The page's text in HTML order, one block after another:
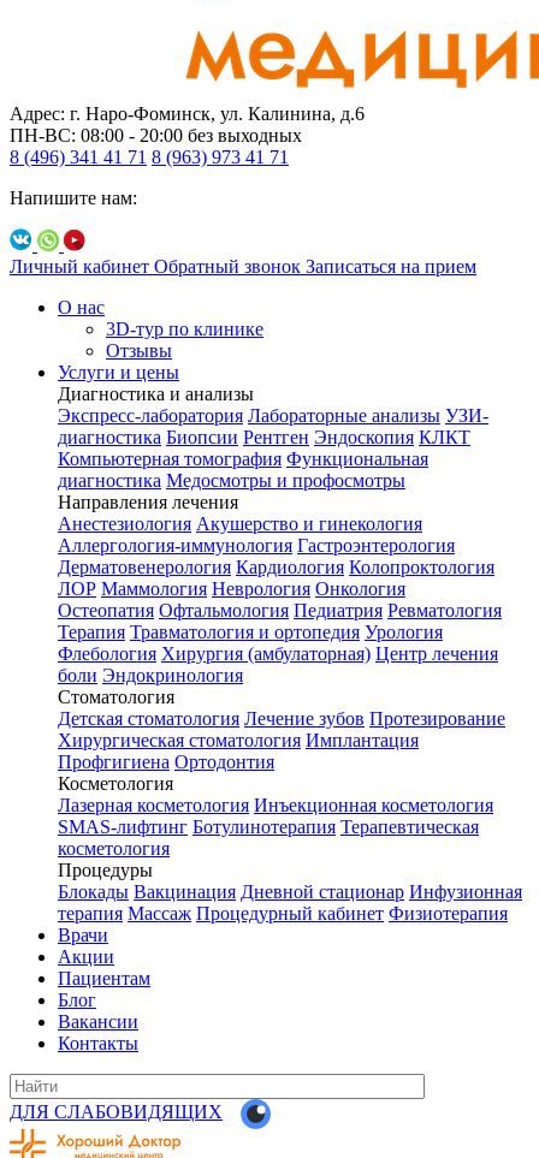
Адрес: г. Наро-Фоминск, ул. Калинина, д.6
ПН-ВС: 08:00 - 20:00 без выходных
8 (496) 341 41 71 8 (963) 973 41 71
Напишите нам:
Личный кабинет Обратный звонок Записаться на прием
О нас
3D-тур по клинике
Отзывы
Услуги и цены
Диагностика и анализы
Экспресс-лаборатория Лабораторные анализы УЗИ-
диагностика Биопсии Рентген Эндоскопия КЛКТ
Компьютерная томография Функциональная
диагностика Медосмотры и профосмотры
Направления лечения
Анестезиология Акушерство и гинекология
Аллергология-иммунология Гастроэнтерология
Дерматовенерология Кардиология Колопроктология
ЛОР Маммология Неврология Онкология
Остеопатия Офтальмология Педиатрия Ревматология
Терапия Травматология и ортопедия Урология
Флебология Хирургия (амбулаторная) Центр лечения
боли Эндокринология
Стоматология
Детская стоматология Лечение зубов Протезирование
Хирургическая стоматология Имплантация
Профгигиена Ортодонтия
Косметология
Лазерная косметология Инъекционная косметология
SMAS-лифтинг Ботулинотерапия Терапевтическая
косметология
Процедуры
Блокады Вакцинация Дневной стационар Инфузионная
терапия Массаж Процедурный кабинет Физиотерапия
Врачи
Акции
Пациентам
Блог
Вакансии
Контакты
ДЛЯ СЛАБОВИДЯЩИХ